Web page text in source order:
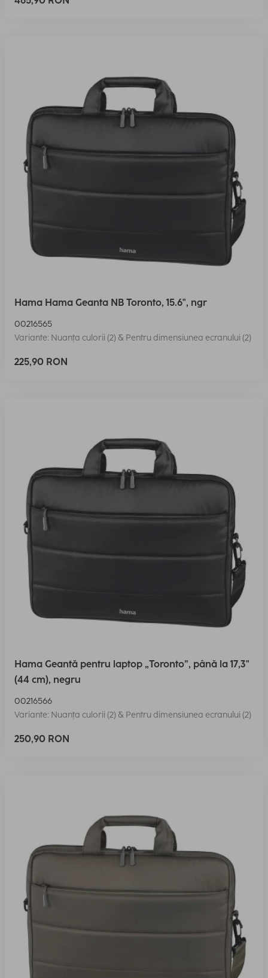
Hama Hama Geanta NB Toronto, 15.6", ngr
00216565
Variante: Nuanța culorii (2) & Pentru dimensiunea ecranului (2)
225,90 RON
Hama Geantă pentru laptop „Toronto”, până la 17,3"
(44 cm), negru
00216566
Variante: Nuanța culorii (2) & Pentru dimensiunea ecranului (2)
250,90 RON